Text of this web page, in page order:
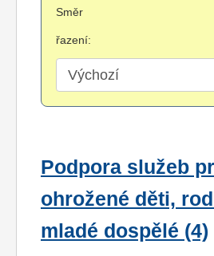
Směr
řazení:
Podpora služeb
ohrožené děti,
mladé dospělé (4)